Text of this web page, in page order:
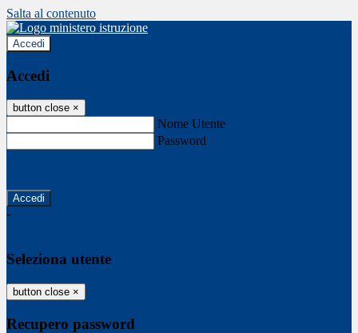
Salta al contenuto
Accedi
Accedi
button close ×
Nome Utente
Password
-
Seleziona utente
button close ×
Recupero password